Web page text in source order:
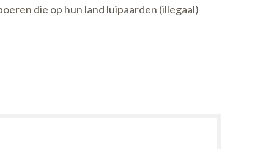
die op hun land luipaarden (illegaal)